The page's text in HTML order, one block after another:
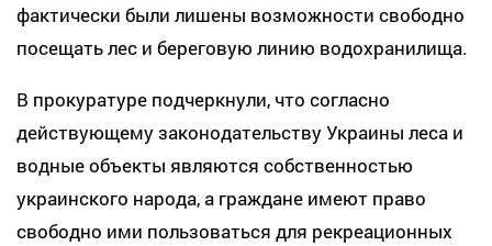
фактически были лишены возможности свободно
посещать лес и береговую линию водохранилища.
В прокуратуре подчеркнули, что согласно
действующему законодательству Украины леса и
водные объекты являются собственностью
украинского народа, а граждане имеют право
свободно ими пользоваться для рекреационных